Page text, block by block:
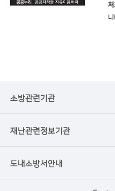
처
소방관련기관
재난관련정보기관
도내소방서안내